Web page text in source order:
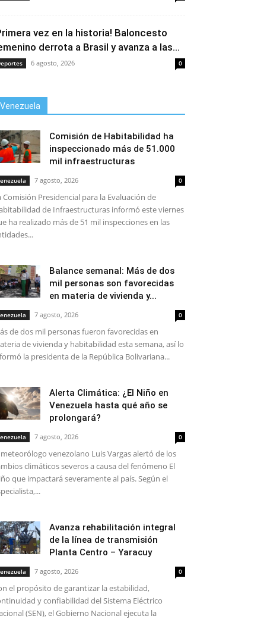
vez en la historia! Baloncesto
derrota a Brasil y avanza a las...
6 agosto, 2026 0
Venezuela
Comisión de Habitabilidad ha
inspeccionado más de 51.000
mil infraestructuras
7 agosto, 2026 0
Comisión Presidencial para la Evaluación de
de Infraestructuras informó este viernes
ha realizado más de 51 mil inspecciones en las
Balance semanal: Más de dos
mil personas son favorecidas
en materia de vivienda y...
7 agosto, 2026 0
de dos mil personas fueron favorecidas en
de vivienda y habitabilidad esta semana, así lo
la presidenta de la República Bolivariana...
Alerta Climática: ¿El Niño en
Venezuela hasta qué año se
prolongará?
7 agosto, 2026 0
meteorólogo venezolano Luis Vargas alertó de los
climáticos severos a causa del fenómeno El
que impactará severamente al país. Según el
Avanza rehabilitación integral
de la línea de transmisión
Planta Centro – Yaracuy
7 agosto, 2026 0
el propósito de garantizar la estabilidad,
y confiabilidad del Sistema Eléctrico
(SEN), el Gobierno Nacional ejecuta la